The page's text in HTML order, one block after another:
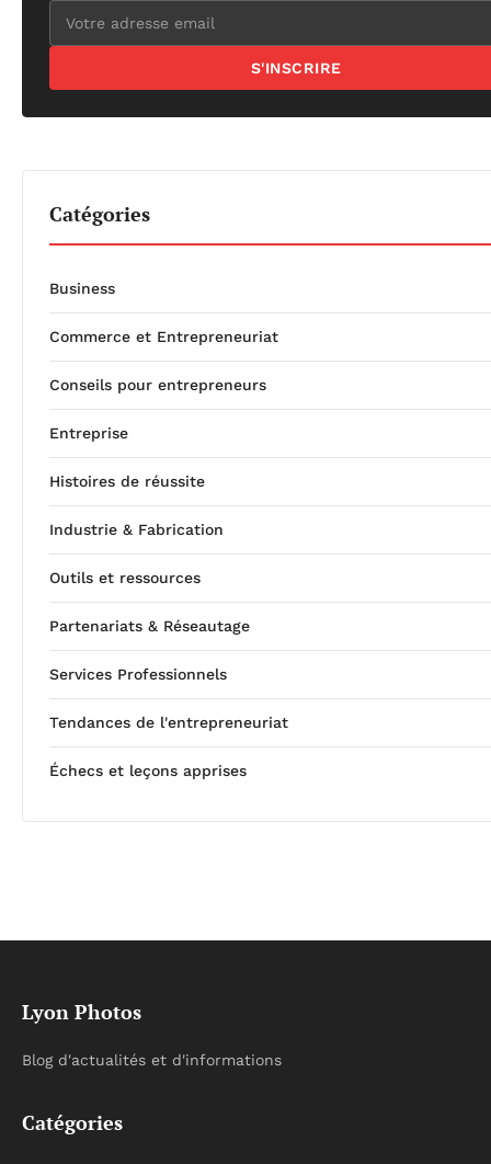
S'INSCRIRE
Catégories
Business
Commerce et Entrepreneuriat
Conseils pour entrepreneurs
Entreprise
Histoires de réussite
Industrie & Fabrication
Outils et ressources
Partenariats & Réseautage
Services Professionnels
Tendances de l'entrepreneuriat
Échecs et leçons apprises
Lyon Photos
Blog d'actualités et d'informations
Catégories